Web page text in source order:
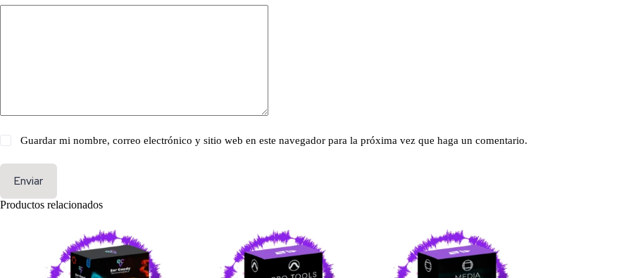
Guardar mi nombre, correo electrónico y sitio web en este navegador para la próxima vez que haga un comentario.
Enviar
Productos relacionados